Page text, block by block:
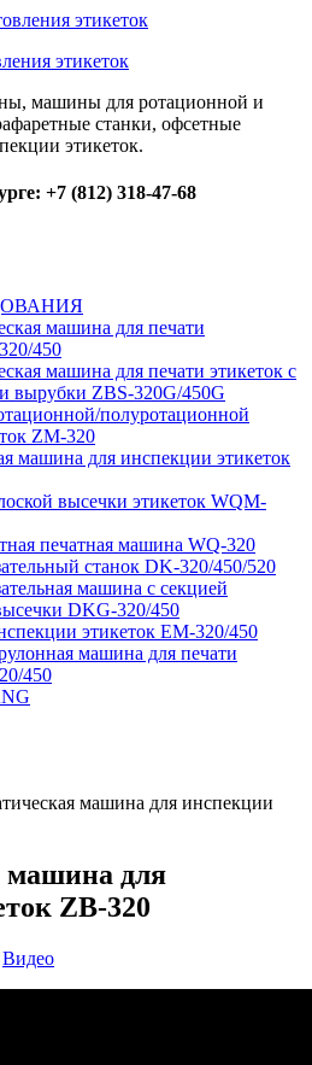
этикеток
машины для ротационной и
станки, офсетные
этикеток.
+7 (812) 318-47-68
машина для печати
450
машина для печати этикеток с
вырубки ZBS-320G/450G
полуротационной
ZM-320
машина для инспекции этикеток
высечки этикеток WQM-
печатная машина WQ-320
станок DK-320/450/520
машина с секцией
DKG-320/450
этикеток EM-320/450
машина для печати
450
машина для инспекции
машина для
ZB-320
Видео